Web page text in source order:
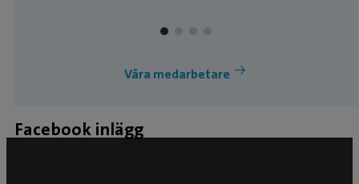
Våra medarbetare
Facebook inlägg